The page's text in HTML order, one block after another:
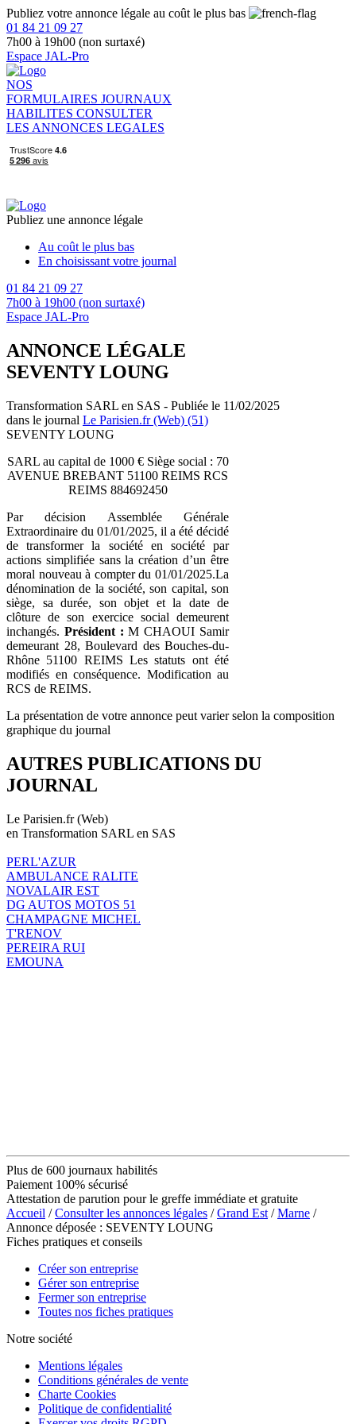
Publiez votre annonce légale au coût le plus bas
01 84 21 09 27
7h00 à 19h00 (non surtaxé)
Espace JAL-Pro
NOS
FORMULAIRES JOURNAUX
HABILITES CONSULTER
LES ANNONCES LEGALES
Publiez une annonce légale
Au coût le plus bas
En choisissant votre journal
01 84 21 09 27
7h00 à 19h00 (non surtaxé)
Espace JAL-Pro
ANNONCE LÉGALE
SEVENTY LOUNG
Transformation SARL en SAS - Publiée le 11/02/2025
dans le journal Le Parisien.fr (Web) (51)
SEVENTY LOUNG
SARL au capital de 1000 € Siège social : 70
AVENUE BREBANT 51100 REIMS RCS
REIMS 884692450
Par décision Assemblée Générale
Extraordinaire du 01/01/2025, il a été décidé
de transformer la société en société par
actions simplifiée sans la création d’un être
moral nouveau à compter du 01/01/2025.La
dénomination de la société, son capital, son
siège, sa durée, son objet et la date de
clôture de son exercice social demeurent
inchangés. Président : M CHAOUI Samir
demeurant 28, Boulevard des Bouches-du-
Rhône 51100 REIMS Les statuts ont été
modifiés en conséquence. Modification au
RCS de REIMS.
La présentation de votre annonce peut varier selon la composition
graphique du journal
AUTRES PUBLICATIONS DU
JOURNAL
Le Parisien.fr (Web)
en Transformation SARL en SAS
PERL'AZUR
AMBULANCE RALITE
NOVALAIR EST
DG AUTOS MOTOS 51
CHAMPAGNE MICHEL
T'RENOV
PEREIRA RUI
EMOUNA
Plus de 600 journaux habilités
Paiement 100% sécurisé
Attestation de parution pour le greffe immédiate et gratuite
Accueil /Consulter les annonces légales /Grand Est /Marne /
Annonce déposée : SEVENTY LOUNG
Fiches pratiques et conseils
Créer son entreprise
Gérer son entreprise
Fermer son entreprise
Toutes nos fiches pratiques
Notre société
Mentions légales
Conditions générales de vente
Charte Cookies
Politique de confidentialité